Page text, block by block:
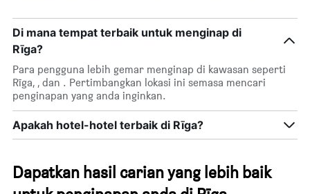
Di mana tempat terbaik untuk menginap di
Rīga?
Para pengguna lebih gemar menginap di kawasan seperti
Rīga, , dan . Pertimbangkan lokasi ini semasa mencari
penginapan yang anda inginkan.
Apakah hotel-hotel terbaik di Rīga?
Dapatkan hasil carian yang lebih baik